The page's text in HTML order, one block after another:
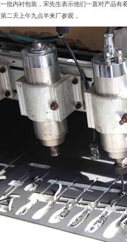
批内衬包装，宋先生表示他们一直对产品
二天上午九点半来厂参观，